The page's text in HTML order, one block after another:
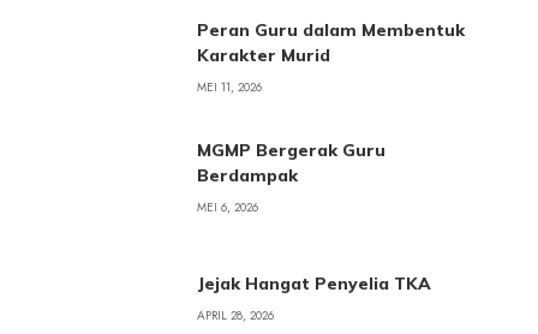
Peran Guru dalam Membentuk
Karakter Murid
MEI 11, 2026
MGMP Bergerak Guru
Berdampak
MEI 6, 2026
Jejak Hangat Penyelia TKA
APRIL 28, 2026